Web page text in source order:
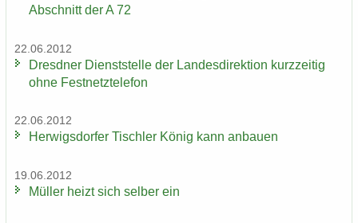
Ab­schnitt der A 72
22.06.2012
Dresd­ner Dienst­stel­le der Lan­des­di­rek­ti­on kurz­zei­tig
ohne Fest­netz­te­le­fon
22.06.2012
Her­wigs­dor­fer Tisch­ler König kann an­bau­en
19.06.2012
Mül­ler heizt sich sel­ber ein